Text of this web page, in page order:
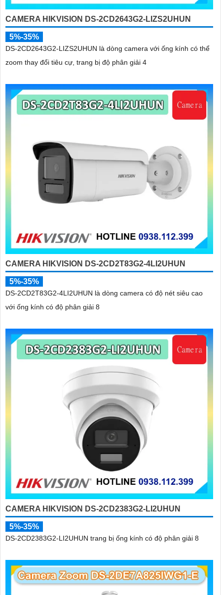
CAMERA HIKVISION DS-2CD2643G2-LIZS2UHUN
5%-35%
DS-2CD2643G2-LIZS2UHUN là dòng camera với ống kính có thể
zoom thay đổi tiêu cự, trang bị độ phân giải 4
CAMERA HIKVISION DS-2CD2T83G2-4LI2UHUN
5%-35%
DS-2CD2T83G2-4LI2UHUN là dòng camera có độ nét siêu cao
với ống kính có độ phân giải 8
CAMERA HIKVISION DS-2CD2383G2-LI2UHUN
5%-35%
DS-2CD2383G2-LI2UHUN trang bị ống kính có độ phân giải 8